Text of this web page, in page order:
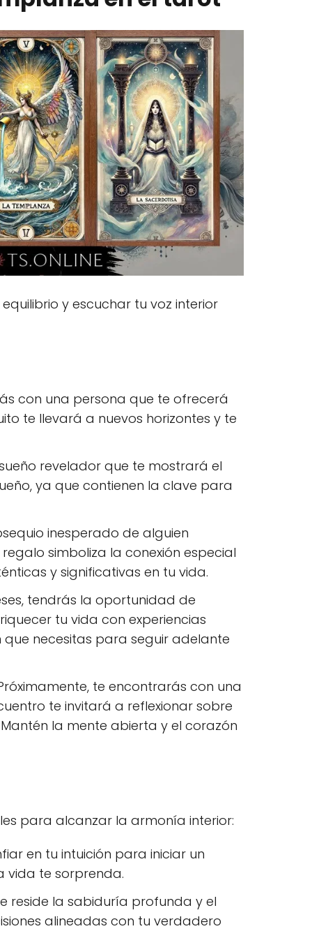
y escuchar tu voz interior
con una persona que te ofrecerá
te llevará a nuevos horizontes y te
revelador que te mostrará el
ya que contienen la clave para
inesperado de alguien
simboliza la conexión especial
y significativas en tu vida.
tendrás la oportunidad de
tu vida con experiencias
que necesitas para seguir adelante
te encontrarás con una
te invitará a reflexionar sobre
la mente abierta y el corazón
para alcanzar la armonía interior:
en tu intuición para iniciar un
vida te sorprenda.
reside la sabiduría profunda y el
alineadas con tu verdadero